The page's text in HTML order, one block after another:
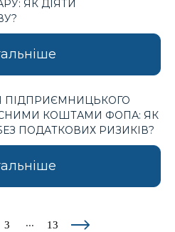
ЯК ДІЯТИ
ПІДПРИЄМНИЦЬКОГО
КОШТАМИ ФОПА: ЯК
ПОДАТКОВИХ РИЗИКІВ?
3 ... 13